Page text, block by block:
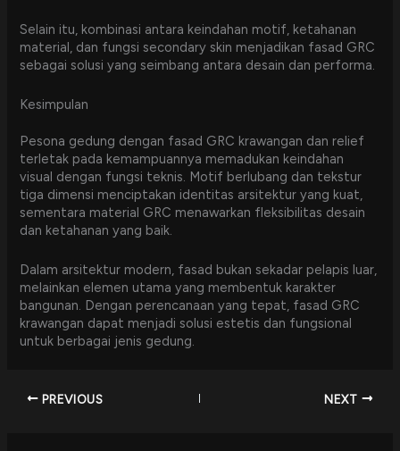
Selain itu, kombinasi antara keindahan motif, ketahanan
material, dan fungsi secondary skin menjadikan fasad GRC
sebagai solusi yang seimbang antara desain dan performa.
Kesimpulan
Pesona gedung dengan fasad GRC krawangan dan relief
terletak pada kemampuannya memadukan keindahan
visual dengan fungsi teknis. Motif berlubang dan tekstur
tiga dimensi menciptakan identitas arsitektur yang kuat,
sementara material GRC menawarkan fleksibilitas desain
dan ketahanan yang baik.
Dalam arsitektur modern, fasad bukan sekadar pelapis luar,
melainkan elemen utama yang membentuk karakter
bangunan. Dengan perencanaan yang tepat, fasad GRC
krawangan dapat menjadi solusi estetis dan fungsional
untuk berbagai jenis gedung.
PREVIOUS NEXT